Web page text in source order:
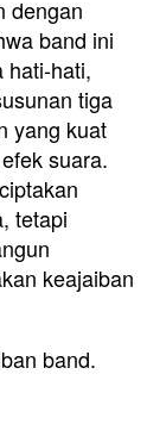
dengan
band ini
hati-hati,
tiga
yang kuat
suara.
tetapi
keajaiban
band.